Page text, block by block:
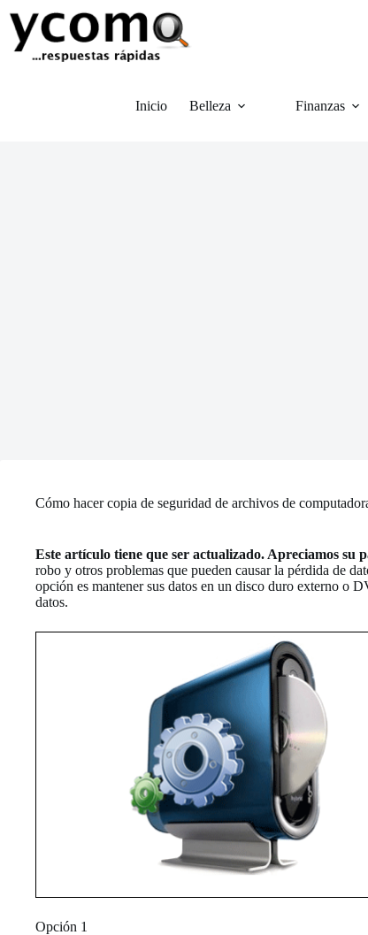
contenido
Inicio Belleza Finanzas
Cómo hacer copia de seguridad de archivos de
Este artículo tiene que ser actualizado. Apreciamos su
robo y otros problemas que pueden causar la pérdida de
opción es mantener sus datos en un disco duro externo o
datos.
Opción 1